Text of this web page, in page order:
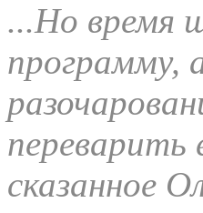
...Но время
программу,
переварить
сказанное